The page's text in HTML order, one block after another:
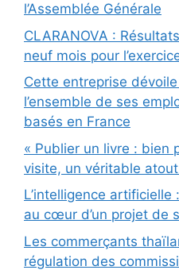
l’Assemblée Générale
CLARANOVA :
neuf mois pour
Cette entreprise
l’ensemble de ses
basés en France
« Publier un livre : bien
visite, un véritable
L’intelligence
au cœur d’un projet de
Les commerçants
régulation des